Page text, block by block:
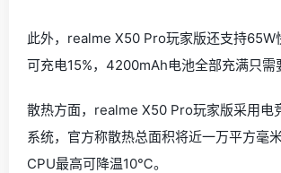
此外，realme X50 Pro玩家版还支持65W
可充电15%，4200mAh电池全部充满只需
散热方面，realme X50 Pro玩家版采用电
系统，官方称散热总面积将近一万平方毫
CPU最高可降温10℃。